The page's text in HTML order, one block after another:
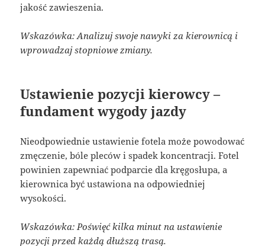
jakość zawieszenia.
Wskazówka: Analizuj swoje nawyki za kierownicą i
wprowadzaj stopniowe zmiany.
Ustawienie pozycji kierowcy –
fundament wygody jazdy
Nieodpowiednie ustawienie fotela może powodować
zmęczenie, bóle pleców i spadek koncentracji. Fotel
powinien zapewniać podparcie dla kręgosłupa, a
kierownica być ustawiona na odpowiedniej
wysokości.
Wskazówka: Poświęć kilka minut na ustawienie
pozycji przed każdą dłuższą trasą.